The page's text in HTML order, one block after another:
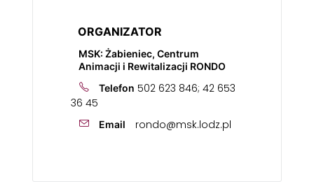
ORGANIZATOR
MSK: Żabieniec, Centrum
Animacji i Rewitalizacji RONDO
Telefon 502 623 846; 42 653
36 45
Email rondo@msk.lodz.pl